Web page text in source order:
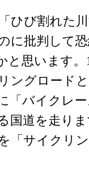
ひび割れた
に批判して
と思います
ングロード
「バイクレ
国道を走り
「サイクリ